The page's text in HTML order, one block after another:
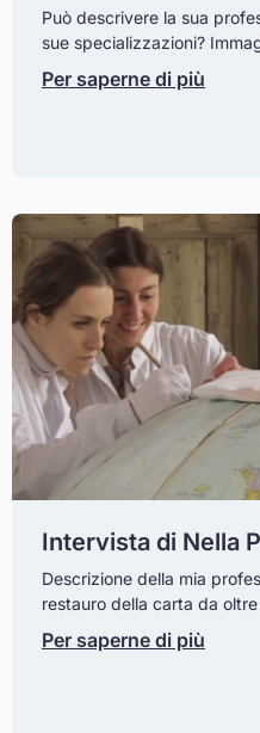
Può descrivere la sua
sue specializzazioni?
Per saperne di più
Intervista di Nella
Descrizione della mia
restauro della carta da
Per saperne di più